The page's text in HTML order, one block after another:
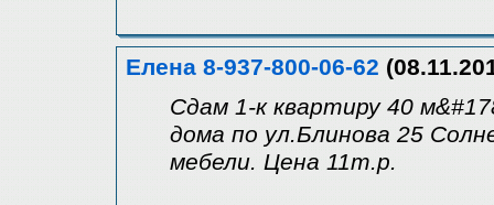
Елена 8-937-800-06-62
Сдам 1-к квартиру 40
дома по ул.Блинова 25
мебели. Цена 11т.р.